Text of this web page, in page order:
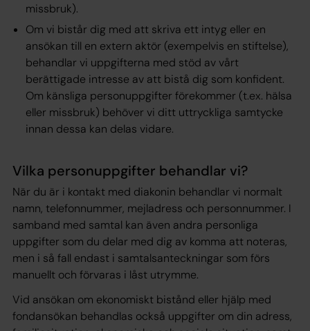
missbruk).
Om vi bistår dig med att skriva ett intyg eller en
ansökan till en extern aktör (exempelvis en stiftelse),
behandlar vi uppgifterna med stöd av vårt
berättigade intresse av att bistå dig som konfident.
Om känsliga personuppgifter förekommer (t.ex. hälsa
eller missbruk) behöver vi ditt uttryckliga samtycke
innan dessa kan delas vidare.
Vilka personuppgifter behandlar vi?
När du är i kontakt med diakonin behandlar vi normalt
namn, telefonnummer, mejladress och personnummer. I
samband med samtal kan även andra personliga
uppgifter som du delar med dig av komma att noteras,
men i så fall endast i samtalsanteckningar som förs
manuellt och förvaras i låst utrymme.
Vid ansökan om ekonomiskt bistånd eller hjälp med
fondansökan behandlas också uppgifter om din adress,